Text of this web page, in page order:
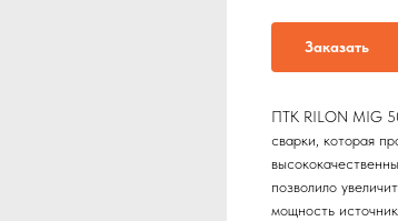
Заказать
ПТК RILON MIG
сварки, которая
позволило
мощность